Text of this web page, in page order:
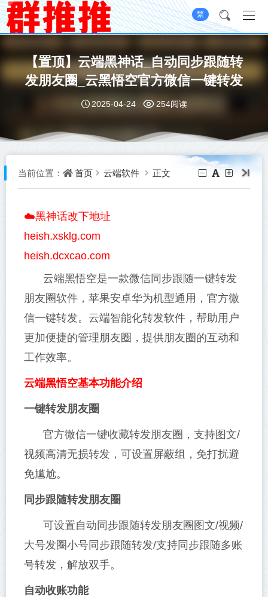
繁
【置顶】云端黑神话_自动同步跟随转
发朋友圈_云黑悟空官方微信一键转发
2025-04-24 254阅读
当前位置： 首页 云端软件 正文
☁️黑神话改下地址
heish.xsklg.com
heish.dcxcao.com
云端黑悟空是一款微信同步跟随一键转发
朋友圈软件，苹果安卓华为机型通用，官方微
信一键转发。云端智能化转发软件，帮助用户
更加便捷的管理朋友圈，提供朋友圈的互动和
工作效率。
云端黑悟空基本功能介绍
一键转发朋友圈
官方微信一键收藏转发朋友圈，支持图文/
视频高清无损转发，可设置屏蔽组，免打扰避
免尴尬。
同步跟随转发朋友圈
可设置自动同步跟随转发朋友圈图文/视频/
大号发圈小号同步跟随转发/支持同步跟随多账
号转发，解放双手。
自动收账功能